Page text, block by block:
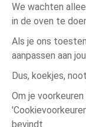
We wachten
in de oven te
Als je ons
aanpassen aan
Dus, koekjes,
Om je
bevindt.
Grijs